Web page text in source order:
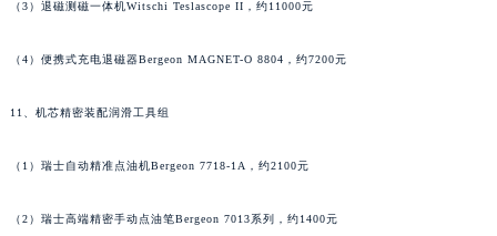
（3）退磁测磁一体机Witschi Teslascope II，约11000元
（4）便携式充电退磁器Bergeon MAGNET-O 8804，约7200元
11、机芯精密装配润滑工具组
（1）瑞士自动精准点油机Bergeon 7718-1A，约2100元
（2）瑞士高端精密手动点油笔Bergeon 7013系列，约1400元